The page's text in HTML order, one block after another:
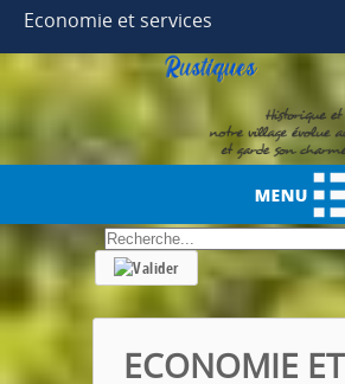
ECONOMIE ET
Economie et services